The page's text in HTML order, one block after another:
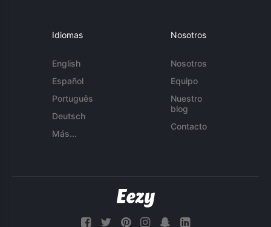
Idiomas
English
Español
Português
Deutsch
Más...
Nosotros
Nosotros
Equipo
Nuestro
blog
Contacto